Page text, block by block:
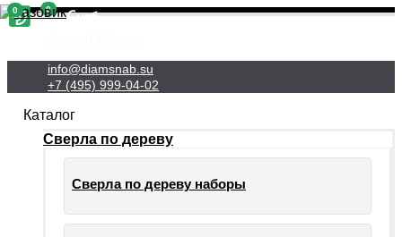
info@diamsnab.su
+7 (495) 999-04-02
0
Каталог
Сверла по дереву
Сверла по дереву наборы
0